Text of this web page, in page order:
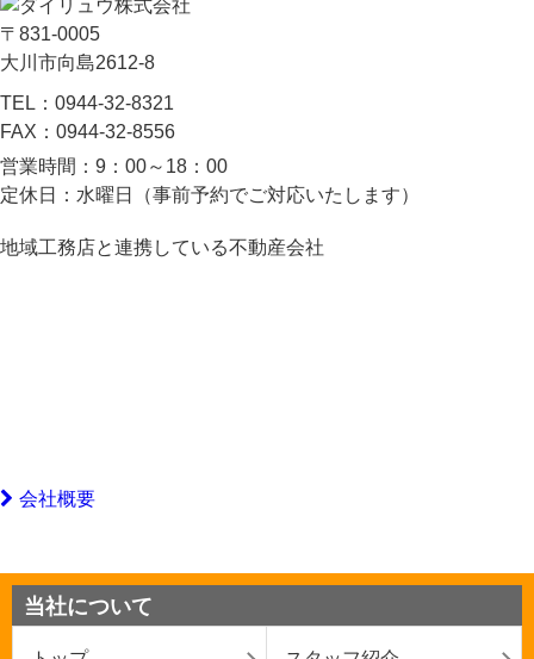
〒831-0005
大川市向島2612-8
TEL： 0944-32-8321
FAX： 0944-32-8556
営業時間： 9：00～18：00
定休日： 水曜日（事前予約でご対応いたします）
地域工務店と連携している不動産会社
会社概要
当社について